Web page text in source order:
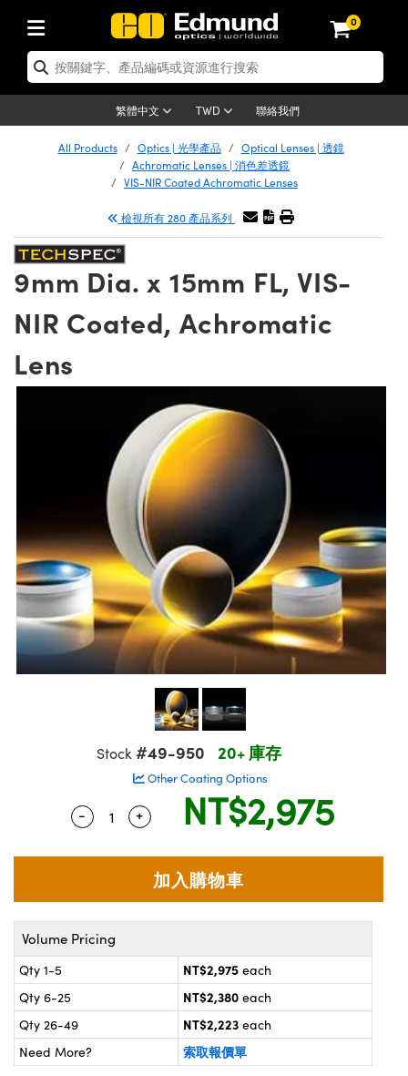
0
繁體中文 TWD 聯絡我們
| 光學產品
| 反射鏡
Diffusers | 窗鏡或擴散片
| 偏振光學元件
| 繞射光柵
Components | SCHOTT 光學
| 紅外線光學產品
| 光纖
| 雷射光學
| 超快光學
Sputtering) Coated Optics |
Elements (DOE) | 繞射光學
Optics | 雷射光學
| 雷射透鏡
| 超快光學
Assemblies | 雷射光學元件組装
Shaping | 雷射光束整形
| 雷射顯微鏡
Isolators | 晶體和隔離器
| 雷射偏光片
| 雷射稜鏡
| 光機組件
System | 光學籠式系統
Mounts | 台式光學安裝座
and Breadboards | 光學平臺和
| 電動平臺
and Slides | 平臺和滑塊
| 顯微鏡
| Mitutoyo 物鏡
| Olympus 物鏡
| Nikon 物鏡
| ZEISS 物鏡
Objectives | 有限共軛物鏡
|顯微鏡照明
體視顯微鏡系統
Filters | 顯微鏡濾光片
Lenses | 變焦鏡頭模組
Stage Micrometers | 刻劃板或鏡
| 顯微鏡用結構件
and Couplers | 中繼鏡或耦合鏡
Microscopes | 袖珍顯微鏡
鏡
放大鏡
| 雷射
and Electronics | 雷射量
| 雷射防護
| 雷射用光機模組
| 雷射配件
Lenses | 成像鏡頭
Lenses | 定焦鏡頭
| 遠心鏡頭
(S-Mount Lenses) | M12 鏡頭 (S 接
Magnification Lenses
Objectives | 顯微鏡物鏡
Lenses for Harsh Environments
| 影視製作和高級攝影
Accessories | 成像鏡頭配件
| 相機
Cameras | Gigabit乙太網相
Cameras | Teledyne Dalsa 相
| Basler 相機
Labs Cameras™ | Lucid Vision
| Pixelink 相機
and Optomechanics | 相
Interface Cameras | 高速接口相
| 成像系統
and Illumination | 照明
Lighting | 機器視覺光源
|顯微鏡照明
Lighting | 寬譜光源
| 其他光源
Targets | 測試板
Targets | 解析度測試板
Targets | 畸變測試版
& Stage Micrometers | 圖像分
Level Test Targets | 色卡測試板
| USAF 測試版
板
and Detection | 測試與監測
| 光學度量
Solutions | 機器視覺方案
測器
| 光譜儀
and Roughness Standards | 表面
Tools | 量測工具
Components | 主動光學元件
and Detection
and Production | 實驗室和生產
| 清潔用品
Handling Tools | 零件夾持用品
| 光學膠
Products | Acktar 黑色吸光
Accessories | UV固化設備
性裝置
Production
用選購
Imaging
Microscopy
Tomography
By Brand
Development Systems
Components
Gratings™
Products | 新品專區
Lenses
and Detection
| 清倉品
| 清倉光學產品
| 清倉光機組件
| 清倉顯微鏡
| 清倉照明
and Detection
and Production | 清倉實驗室
Products | 重新認證產品
| 重新認證光學產品
| 重新認證光機組
| 重新認證雷射
| 重新認證顯微鏡
| 重新認證相機
| 重新認證照明
and Detection
and Production | 重新認證實
用品
All Products Optics | 光學產品
Optical Lenses | 透鏡
Achromatic Lenses | 消色差透鏡
VIS-NIR Coated Achromatic Lenses
檢視所有 280 產品系列
9mm Dia. x 15mm FL, VIS-
NIR Coated, Achromatic
Lens
Stock #49-950 20+ 庫存
Other Coating Options
Quantity Selector
- Use the plus and minus buttons to
+ NT$2,975
Volume Pricing
Qty 1-5 NT$2,975 each
Qty 6-25
NT$2,380 each
Qty 26-49
NT$2,223 each
Need More?
索取報價單